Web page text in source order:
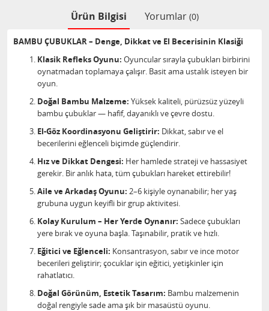
Ürün Bilgisi Yorumlar (0)
BAMBU ÇUBUKLAR – Denge, Dikkat ve El Becerisinin Klasiği
Klasik Refleks Oyunu: Oyuncular sırayla çubukları birbirini
oynatmadan toplamaya çalışır. Basit ama ustalık isteyen bir
oyun.
Doğal Bambu Malzeme: Yüksek kaliteli, pürüzsüz yüzeyli
bambu çubuklar — hafif, dayanıklı ve çevre dostu.
El-Göz Koordinasyonu Geliştirir: Dikkat, sabır ve el
becerilerini eğlenceli biçimde güçlendirir.
Hız ve Dikkat Dengesi: Her hamlede strateji ve hassasiyet
gerekir. Bir anlık hata, tüm çubukları hareket ettirebilir!
Aile ve Arkadaş Oyunu: 2–6 kişiyle oynanabilir; her yaş
grubuna uygun keyifli bir grup aktivitesi.
Kolay Kurulum – Her Yerde Oynanır: Sadece çubukları
yere bırak ve oyuna başla. Taşınabilir, pratik ve hızlı.
Eğitici ve Eğlenceli: Konsantrasyon, sabır ve ince motor
becerileri geliştirir; çocuklar için eğitici, yetişkinler için
rahatlatıcı.
Doğal Görünüm, Estetik Tasarım: Bambu malzemenin
doğal rengiyle sade ama şık bir masaüstü oyunu.